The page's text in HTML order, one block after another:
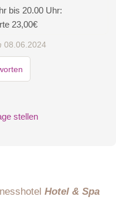
Fragen sind
Frage
bis 20.00 Uhr:
23,00€
08.06.2024
stellen
Hotel & Spa